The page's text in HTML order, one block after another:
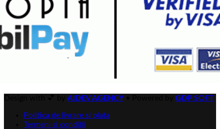
AIDEV AGENCY GDP SOFT
Politica de livrare si plata
Termeni si conditii